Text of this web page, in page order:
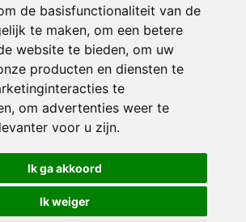
de basisfunctionaliteit van de
te maken, om een betere
website te bieden, om uw
producten en diensten te
te
, om advertenties weer te
voor u zijn.
Ik ga akkoord
Ik weiger
Vlinder | Alle rechten voorbehouden
| Klachtenregeling|RSIN en Anbi
voorkeuren
Crealisatie The MindOffice